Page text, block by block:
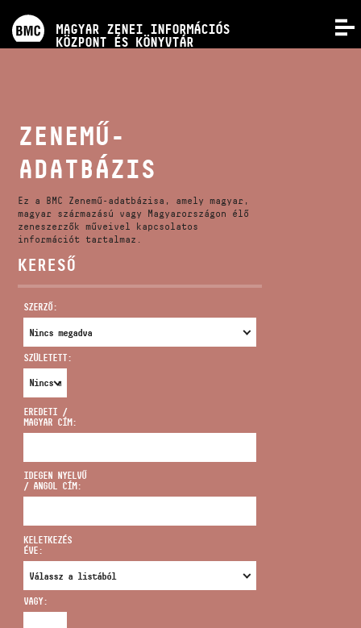
MAGYAR ZENEI INFORMÁCIÓS
KÖZPONT ÉS KÖNYVTÁR
KÉPZÉSEK
KIADVÁNYOK
RÓLUNK
VIDEÓ GALÉRIA
CÍM
infokozpont@bmc.hu
TELEFON
NYITVA TARTÁS
ZENEMŰ-
ADATBÁZIS
Ez a BMC Zenemű-adatbázisa, amely magyar,
magyar származású vagy Magyarországon élő
zeneszerzők műveivel kapcsolatos
információt tartalmaz.
KERESŐ
SZERZŐ:
SZÜLETETT:
EREDETI /
MAGYAR CÍM:
IDEGEN NYELVŰ
/ ANGOL CÍM:
KELETKEZÉS
ÉVE:
VAGY: